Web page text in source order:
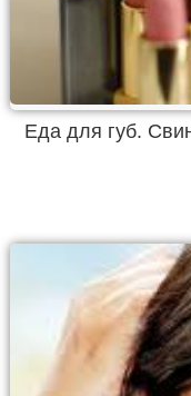
Еда для губ.